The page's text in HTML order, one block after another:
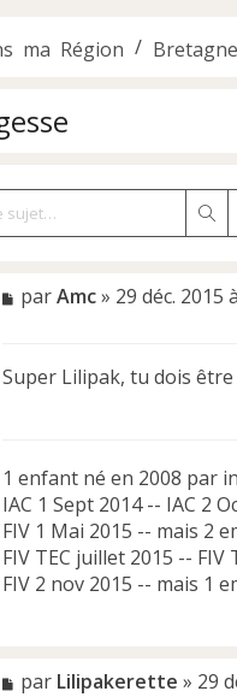
ma Région Bretagne
M
a
o
n
l
u
parAmc» 29 déc. 2015
Super Lilipak, tu dois
1 enfant né en 2008 par
IAC 1 Sept 2014 -- IAC 2
FIV 1 Mai 2015 -- mais 2
FIV TEC juillet 2015 -- FIV
FIV 2 nov 2015 -- mais 1
M
par Lilipakerette » 29